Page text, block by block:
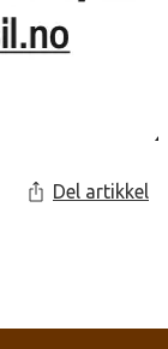
Del artikkel